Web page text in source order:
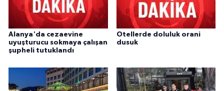
Alanya'da cezaevine
uyuşturucu sokmaya çalışan
şupheli tutuklandı
Otellerde doluluk orani
dusuk